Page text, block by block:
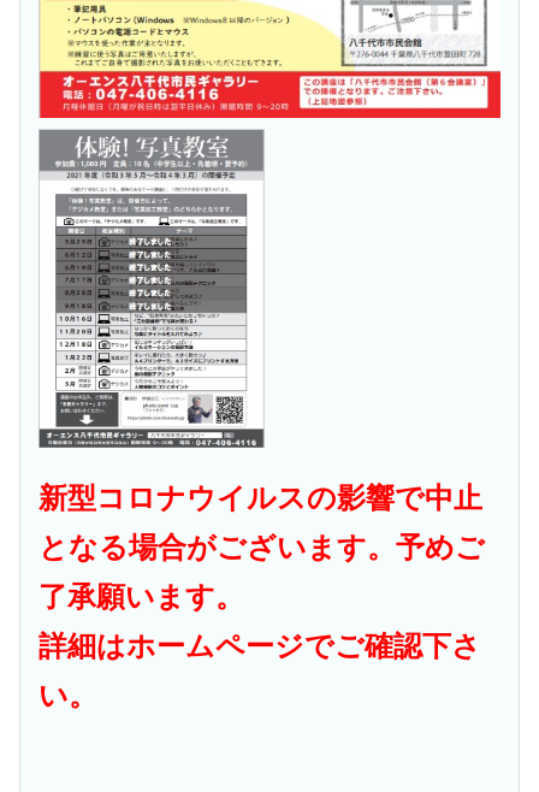
新型コロナウイルスの影響で中止
となる場合がございます。予めご
了承願います。
詳細はホームページでご確認下さ
い。